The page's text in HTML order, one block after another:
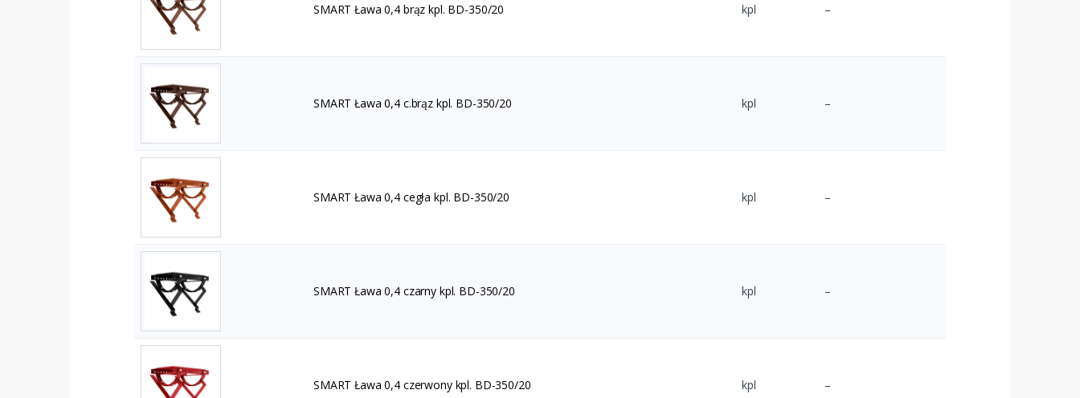
SMART Ława 0,4 brąz kpl. BD-350/20 kpl –
SMART Ława 0,4 c.brąz kpl. BD-350/20 kpl –
SMART Ława 0,4 cegła kpl. BD-350/20 kpl –
SMART Ława 0,4 czarny kpl. BD-350/20 kpl –
SMART Ława 0,4 czerwony kpl. BD-350/20 kpl –